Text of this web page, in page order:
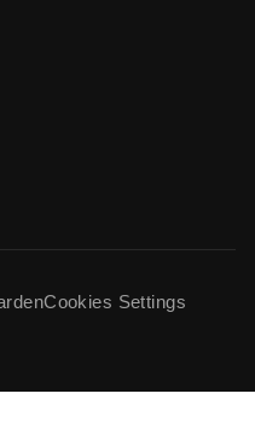
Cookies Settings